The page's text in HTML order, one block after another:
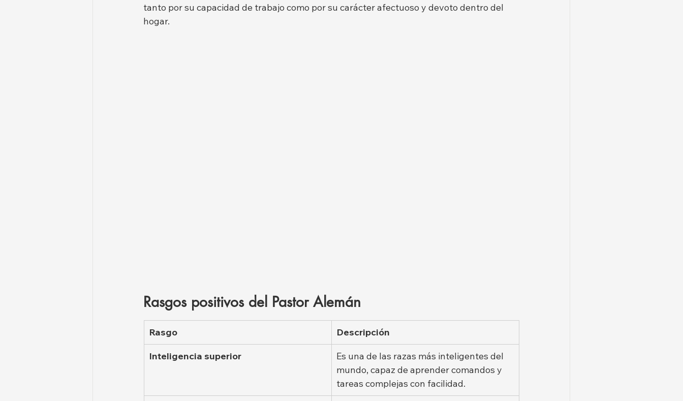
tanto por su capacidad de trabajo como por su carácter afectuoso y devoto dentro del
hogar.
Rasgos positivos del Pastor Alemán
Rasgo Descripción
Inteligencia superior
Es una de las razas más inteligentes del
mundo, capaz de aprender comandos y
tareas complejas con facilidad.